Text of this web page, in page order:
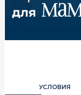
УСЛОВИЯ